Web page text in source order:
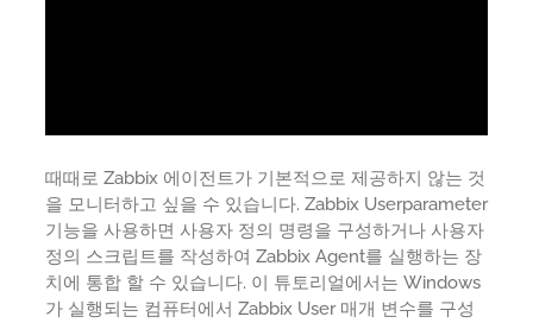
때때로 Zabbix 에이전트가 기본적으로 제공하지 않는 것
을 모니터하고 싶을 수 있습니다. Zabbix Userparameter
기능을 사용하면 사용자 정의 명령을 구성하거나 사용자
정의 스크립트를 작성하여 Zabbix Agent를 실행하는 장
치에 통합 할 수 있습니다. 이 튜토리얼에서는 Windows
가 실행되는 컴퓨터에서 Zabbix User 매개 변수를 구성